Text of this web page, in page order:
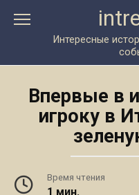
Интересные
Впервые в
игроку в
Время чтения
1 мин.